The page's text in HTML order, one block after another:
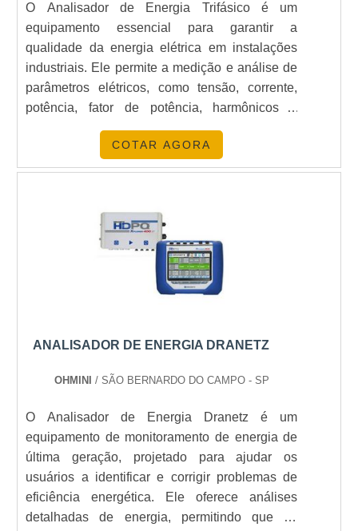
Setor de energias renováveis, como
análises
fotovoltaicas, para garantir o máximo rendimento
dos sistemas solares.
OPINIÕES DE ESPECIALISTAS
Especialistas do setor elogiam os analisadores
Dranetz por sua capacidade de fornecer dados
vez mais consciente do consumo de recursos.
PERGUNTAS FREQUENTES
QUAIS SÃO OS PRINCIPAIS
DRANETZ?
Os modelos mais populares incluem a série HDPQ
atendendo a diferentes necessidades e aplicações.
COMO OS ANALISADORES
DRANETZ AJUDAM NA ECONOMIA
DE ENERGIA?
Ao identificar ineficiências e permitir ajustes
O Analisador de Energia Trifásico é um
equipamento essencial para garantir a
qualidade da energia elétrica em instalações
industriais. Ele permite a medição e análise de
parâmetros elétricos, como tensão, corrente,
potência, fator de potência, harmônicos e
distorção harmônica. Além disso, o Analisador
de Energia Trifásico também oferece recursos
avançados de monitoramento e diagnóstico,
qualidade da energia elétrica.
COTAR AGORA
ANALISADOR DE ENERGIA DRANETZ
OHMINI / SÃO BERNARDO DO CAMPO - SP
O Analisador de Energia Dranetz é um
equipamento de monitoramento de energia de
última geração, projetado para ajudar os
usuários a identificar e corrigir problemas de
eficiência energética. Ele oferece análises
detalhadas de energia, permitindo que os